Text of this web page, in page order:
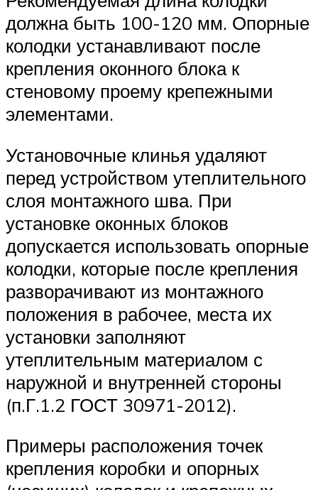
должна быть 100-120 мм. Опорные
колодки устанавливают после
крепления оконного блока к
стеновому проему крепежными
элементами.
Установочные клинья удаляют
перед устройством утеплительного
слоя монтажного шва. При
установке оконных блоков
допускается использовать опорные
колодки, которые после крепления
разворачивают из монтажного
положения в рабочее, места их
установки заполняют
утеплительным материалом с
наружной и внутренней стороны
(п.Г.1.2 ГОСТ 30971-2012).
Примеры расположения точек
крепления коробки и опорных